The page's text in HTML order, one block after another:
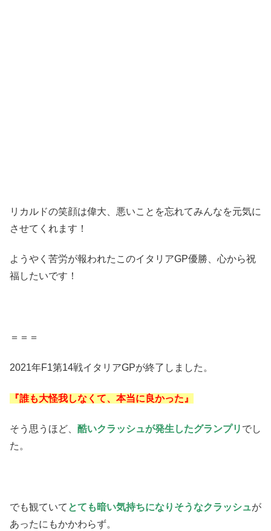
リカルドの笑顔は偉大、悪いことを忘れてみんなを元気に
させてくれます！
ようやく苦労が報われたこのイタリアGP優勝、心から祝
福したいです！
＝＝＝
2021年F1第14戦イタリアGPが終了しました。
『誰も大怪我しなくて、本当に良かった』
そう思うほど、 酷いクラッシュが発生したグランプリ でし
た。
でも観ていて とても暗い気持ちになりそうなクラッシュが
あったにもかかわらず。